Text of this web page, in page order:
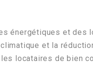
énergétiques et des
et la
locataires de bien